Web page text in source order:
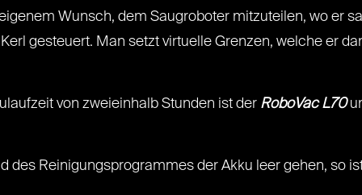
Wunsch, dem Saugroboter mitzuteilen, wo er
gesteuert. Man setzt virtuelle Grenzen, welche er
von zweieinhalb Stunden ist der RoboVac L70
des Reinigungsprogrammes der Akku leer gehen, so